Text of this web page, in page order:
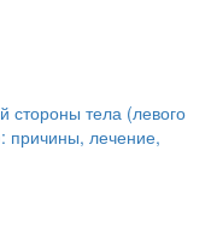
стороны тела (левого
причины, лечение,